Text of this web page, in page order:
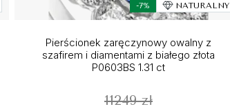
-7% NATURALNY
Pierścionek zaręczynowy owalny z
szafirem i diamentami z białego złota
P0603BS 1.31 ct
11249 zł